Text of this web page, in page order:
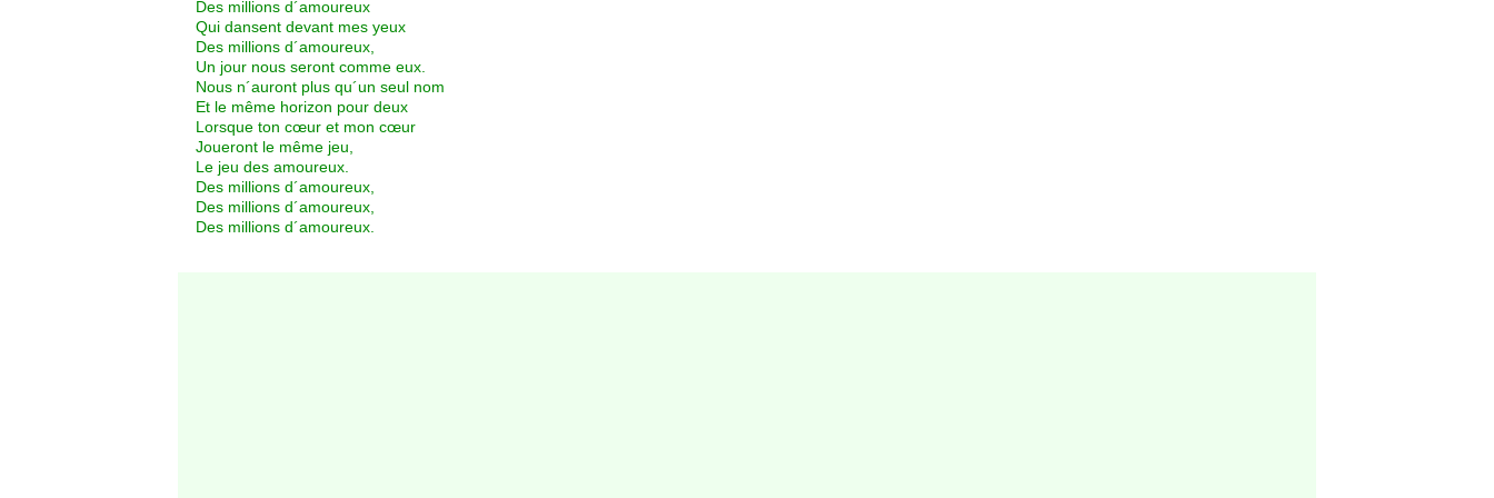
Des millions d´amoureux
Qui dansent devant mes yeux
Des millions d´amoureux,
Un jour nous seront comme eux.
Nous n´auront plus qu´un seul nom
Et le même horizon pour deux
Lorsque ton cœur et mon cœur
Joueront le même jeu,
Le jeu des amoureux.
Des millions d´amoureux,
Des millions d´amoureux,
Des millions d´amoureux.